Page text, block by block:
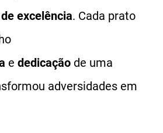
excelência. Cada prato
e dedicação de uma
adversidades em